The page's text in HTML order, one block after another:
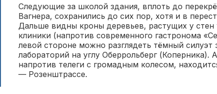
Следующие за школой здания, вплоть до
Вагнера, сохранились до сих пор, хотя и в
Дальше видны кроны деревьев, растущих у стен
клиники (напротив современного гастронома
левой стороне можно разглядеть тёмный
лабораторий на углу Оберрольберг (Коперника).
напротив телеги с громадным колесом,
— Розенштрассе.